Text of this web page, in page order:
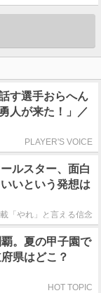
す選手おらへん
人が来た！」／
PLAYER'S VOICE
ルスター、面白
いという発想は
「やれ」と言える信念
。夏の甲子園で
県はどこ？
HOT TOPIC